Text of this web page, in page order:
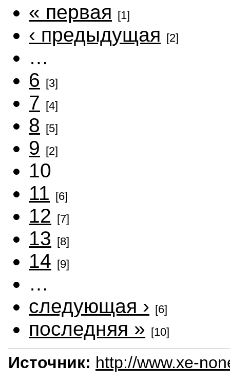
« первая [1]
‹ предыдущая [2]
…
6 [3]
7 [4]
8 [5]
9 [2]
10
11 [6]
12 [7]
13 [8]
14 [9]
…
следующая › [6]
последняя » [10]
Источник: http://www.xe-